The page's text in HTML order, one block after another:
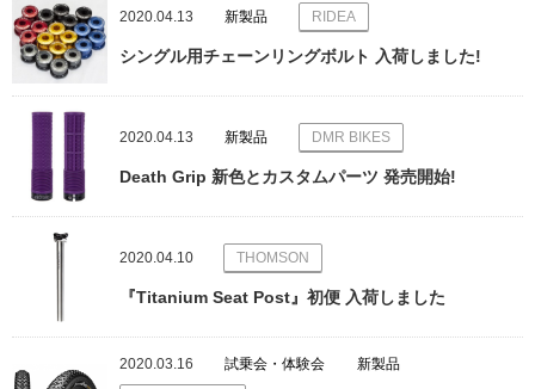
2020.04.13 新製品 RIDEA
シングル用チェーンリングボルト 入荷しました!
2020.04.13 新製品 DMR BIKES
Death Grip 新色とカスタムパーツ 発売開始!
2020.04.10 THOMSON
『Titanium Seat Post』初便 入荷しました
2020.03.16 試乗会・体験会 新製品